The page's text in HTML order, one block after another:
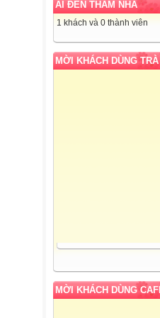
AI ĐẾN THĂM NHÀ
1 khách và 0 thành viên
MỜI KHÁCH DÙNG TRÀ
MỜI KHÁCH DÙNG